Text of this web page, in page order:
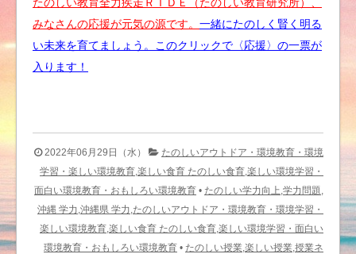
みなさんの応援が元気の源です。 一緒にたのしく賢く明る
い未来を育てましょう。このクリックで〈応援〉の一票が
入ります！
2022年06月29日（水）
たのしいアウトドア・環境教育・環境
学習・楽しい環境教育,楽しい食育 たのしい食育,楽しい環境学習・
面白い環境教育・おもしろい環境教育 • たのしい学力向上,学力問題,
沖縄 学力,沖縄県 学力,たのしいアウトドア・環境教育・環境学習・
楽しい環境教育,楽しい食育 たのしい食育,楽しい環境学習・面白い
環境教育・おもしろい環境教育 • たのしい授業,楽しい授業,授業ネ